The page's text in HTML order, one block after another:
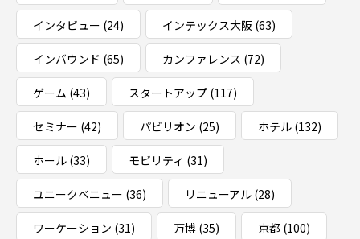
インタビュー (24) インテックス大阪 (63)
インバウンド (65) カンファレンス (72)
ゲーム (43) スタートアップ (117)
セミナー (42) パビリオン (25) ホテル (132)
ホール (33) モビリティ (31)
ユニークベニュー (36) リニューアル (28)
ワーケーション (31) 万博 (35) 京都 (100)